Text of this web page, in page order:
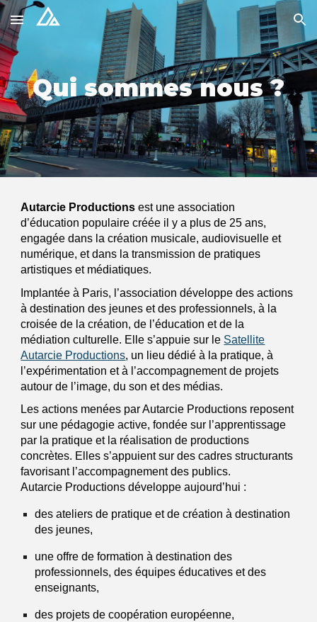
Skip to main content Skip to navigation
Qui sommes nous ?
Autarcie Productions est une association
d’éducation populaire créée il y a plus de 25 ans,
engagée dans la création musicale, audiovisuelle et
numérique, et dans la transmission de pratiques
artistiques et médiatiques.
Implantée à Paris, l’association développe des actions
à destination des jeunes et des professionnels, à la
croisée de la création, de l’éducation et de la
médiation culturelle. Elle s’appuie sur le Satellite
Autarcie Productions, un lieu dédié à la pratique, à
l’expérimentation et à l’accompagnement de projets
autour de l’image, du son et des médias.
Les actions menées par Autarcie Productions reposent
sur une pédagogie active, fondée sur l’apprentissage
par la pratique et la réalisation de productions
concrètes. Elles s’appuient sur des cadres structurants
favorisant l’accompagnement des publics.
Autarcie Productions développe aujourd’hui :
des ateliers de pratique et de création à destination
des jeunes,
une offre de formation à destination des
professionnels, des équipes éducatives et des
enseignants,
des projets de coopération européenne,